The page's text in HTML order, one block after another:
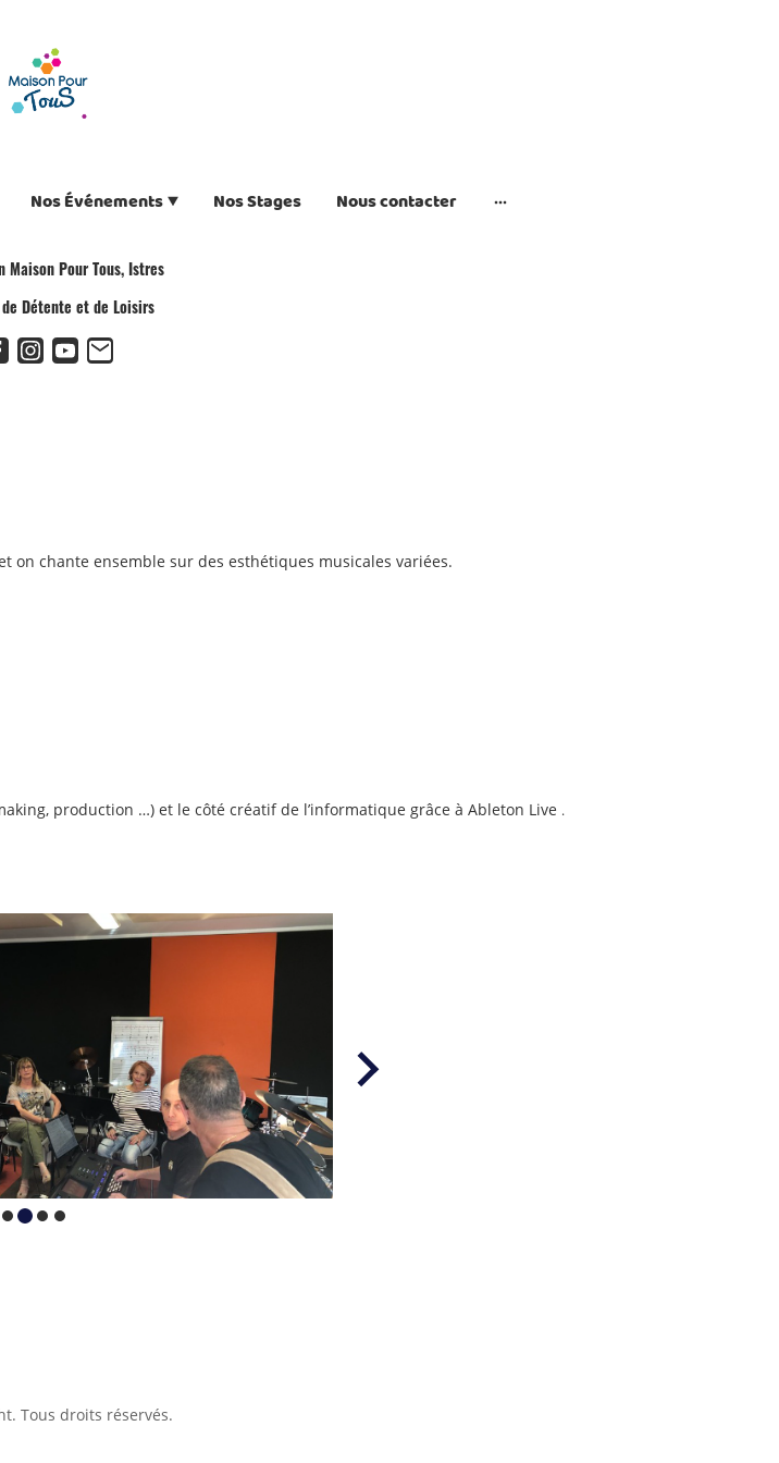
Nos Événements Nos Stages Nous contacter
Maison Pour Tous, Istres
Détente et de Loisirs
on chante ensemble sur des esthétiques musicales variées.
production …) et le côté créatif de l’informatique grâce à Ableton Live .
Tous droits réservés.